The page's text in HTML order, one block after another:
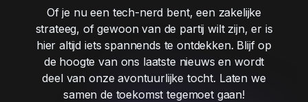
Of je nu een tech-nerd bent, een zakelijke
strateeg, of gewoon van de partij wilt zijn, er is
hier altijd iets spannends te ontdekken. Blijf op
de hoogte van ons laatste nieuws en wordt
deel van onze avontuurlijke tocht. Laten we
samen de toekomst tegemoet gaan!